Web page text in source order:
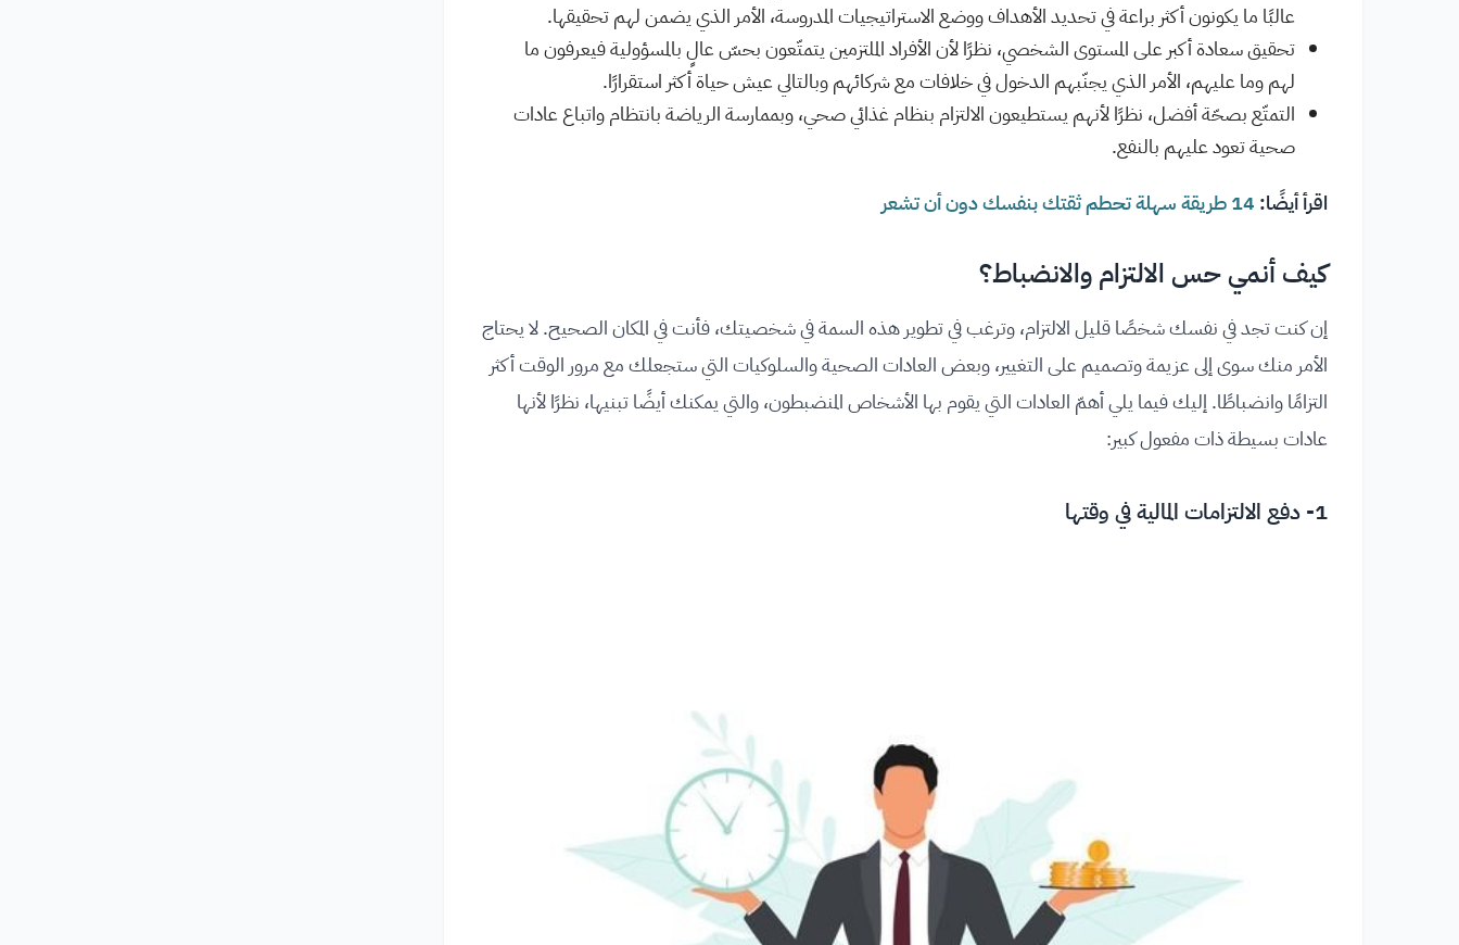
عالبًا ما يكونون أكثر براعة في تحديد الأهداف ووضع الاستراتيجيات المدروسة، الأمر الذي يضمن لهم تحقيقها.
تحقيق سعادة أكبر على المستوى الشخصي، نظرًا لأن الأفراد الملتزمين يتمتّعون بحسّ عالٍ بالمسؤولية فيعرفون ما
لهم وما عليهم، الأمر الذي يجنّبهم الدخول في خلافات مع شركائهم وبالتالي عيش حياة أكثر استقرارًا.
التمتّع بصحّة أفضل، نظرًا لأنهم يستطيعون الالتزام بنظام غذائي صحي، وبممارسة الرياضة بانتظام واتباع عادات
صحية تعود عليهم بالنفع.
اقرأ أيضًا:
كيف أنمي حس الالتزام والانضباط؟
إن كنت تجد في نفسك شخصًا قليل الالتزام، وترغب في تطوير هذه السمة في شخصيتك، فأنت في المكان الصحيح. لا يحتاج
الأمر منك سوى إلى عزيمة وتصميم على التغيير، وبعض العادات الصحية والسلوكيات التي ستجعلك مع مرور الوقت أكثر
التزامًا وانضباطًا. إليك فيما يلي أهمّ العادات التي يقوم بها الأشخاص المنضبطون، والتي يمكنك أيضًا تبنيها، نظرًا لأنها
عادات بسيطة ذات مفعول كبير:
1- دفع الالتزامات المالية في وقتها